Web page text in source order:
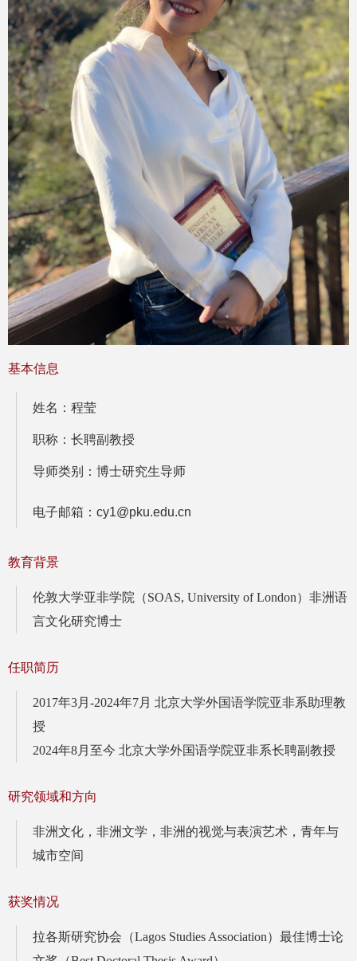
基本信息
姓名：程莹
职称：长聘副教授
导师类别：博士研究生导师
电子邮箱：cy1@pku.edu.cn
教育背景
伦敦大学亚非学院（SOAS, University of London）非洲语
言文化研究博士
任职简历
2017年3月-2024年7月 北京大学外国语学院亚非系助理教
授
2024年8月至今 北京大学外国语学院亚非系长聘副教授
研究领域和方向
非洲文化，非洲文学，非洲的视觉与表演艺术，青年与
城市空间
获奖情况
拉各斯研究协会（Lagos Studies Association）最佳博士论